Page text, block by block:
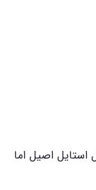
استایل اصیل اما